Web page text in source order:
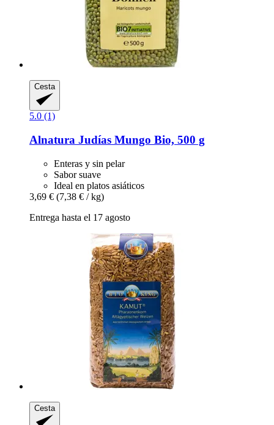
Cesta
5.0 (1)
Alnatura Judías Mungo Bio, 500 g
Enteras y sin pelar
Sabor suave
Ideal en platos asiáticos
3,69 € (7,38 € / kg)
Entrega hasta el 17 agosto
Cesta